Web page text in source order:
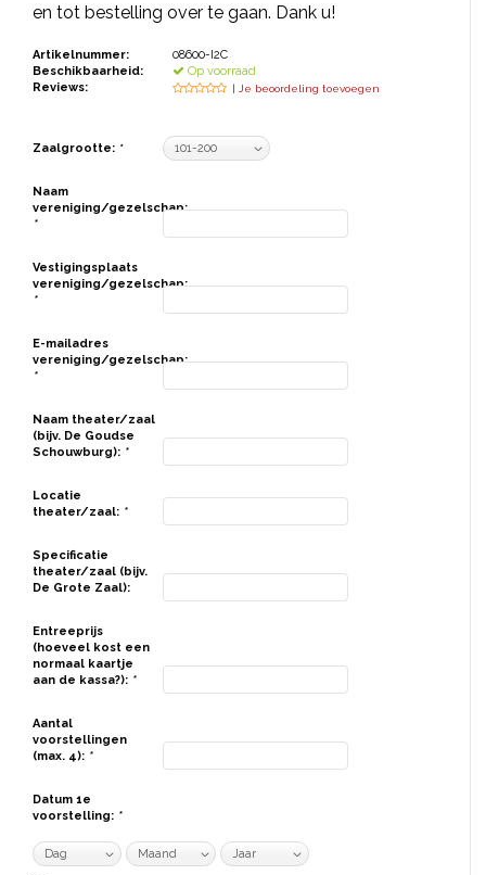
en tot bestelling over te gaan. Dank u!
Artikelnummer:
08600-I2C
Beschikbaarheid:
Op voorraad
Reviews:
| Je beoordeling toevoegen
Zaalgrootte: *
Naam
vereniging/gezelschap:
*
Vestigingsplaats
vereniging/gezelschap:
*
E-mailadres
vereniging/gezelschap:
*
Naam theater/zaal
(bijv. De Goudse
Schouwburg): *
Locatie
theater/zaal: *
Specificatie
theater/zaal (bijv.
De Grote Zaal):
Entreeprijs
(hoeveel kost een
normaal kaartje
aan de kassa?): *
Aantal
voorstellingen
(max. 4): *
Datum 1e
voorstelling: *